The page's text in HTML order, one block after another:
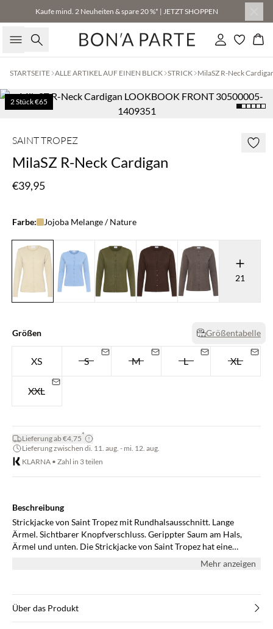
Kaufe mind. 2 Neuheiten & spare 20 %* | JETZT SHOPPEN
Suche Einloggen
STARTSEITE ALLE ARTIKEL AUF EINEN BLICK STRICK MilaSZ R-Neck
2 Stück €65
SAINT TROPEZ
MilaSZ R-Neck Cardigan
€39,95
Farbe: Jojoba Melange / Nature
21
Größen Größentabelle
XS S M L XL
XXL
Lieferung ab €4,75*
Lieferung zwischen di. 11. aug. - mi. 12. aug.
KLARNA • Zahl in 3 teilen
Beschreibung
Strickjacke von Saint Tropez mit Rundhalsausschnitt. Lange
Ärmel. Sichtbarer Knopfverschluss. Gerippter Saum am Hals,
Ärmel und unten. Die Strickjacke von Saint Tropez hat eine
Mehr anzeigen
Über das Produkt